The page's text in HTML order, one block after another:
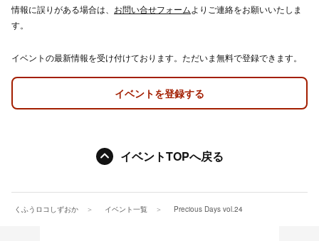
情報に誤りがある場合は、 お問い合せフォームよりご連絡をお願いいたしま
す。
イベントの最新情報を受け付けております。ただいま無料で登録できます。
イベントを登録する
イベントTOPへ戻る
くふうロコしずおか イベント一覧 Precious Days vol.24